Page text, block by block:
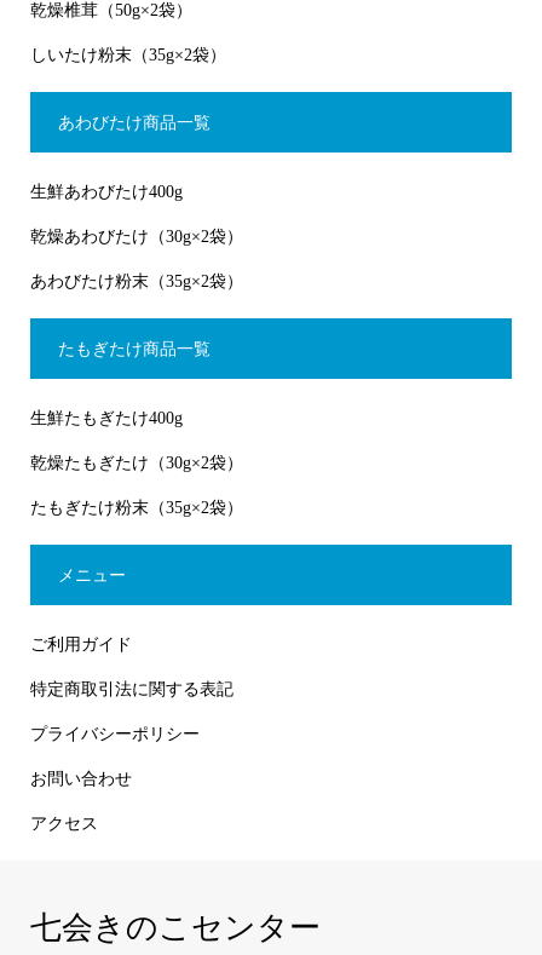
乾燥椎茸（50g×2袋）
しいたけ粉末（35g×2袋）
あわびたけ商品一覧
生鮮あわびたけ400g
乾燥あわびたけ（30g×2袋）
あわびたけ粉末（35g×2袋）
たもぎたけ商品一覧
生鮮たもぎたけ400g
乾燥たもぎたけ（30g×2袋）
たもぎたけ粉末（35g×2袋）
メニュー
ご利用ガイド
特定商取引法に関する表記
プライバシーポリシー
お問い合わせ
アクセス
七会きのこセンター